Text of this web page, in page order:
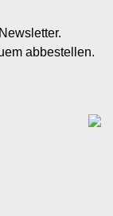
abbestellen.